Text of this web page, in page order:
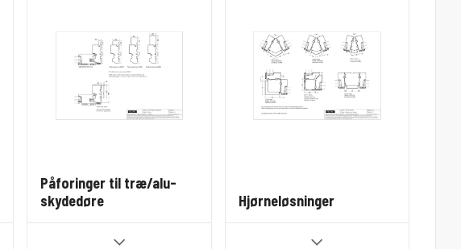
Påforinger til træ/alu-
skydedøre
Hjørneløsninger